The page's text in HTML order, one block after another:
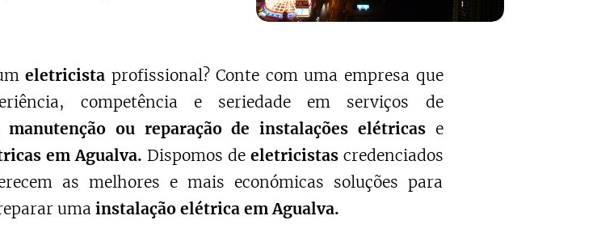
eletricista profissional? Conte com uma empresa que
competência e seriedade em serviços de
manutenção ou reparação de instalações elétricas e
em Agualva. Dispomos de eletricistascredenciados
as melhores e mais económicas soluções para
umainstalação elétrica em Agualva.